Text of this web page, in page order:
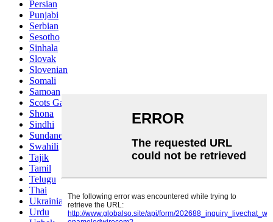
Persian
Punjabi
Serbian
Sesotho
Sinhala
Slovak
Slovenian
Somali
Samoan
Scots Gaelic
Shona
Sindhi
Sundanese
Swahili
Tajik
Tamil
Telugu
Thai
Ukrainian
Urdu